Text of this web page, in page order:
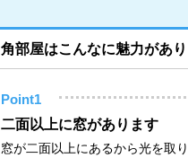
角部屋はこんなに魅力があり
Point1
二面以上に窓があります
窓が二面以上にあるから光を取